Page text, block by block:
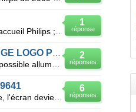
1
réponse
2
réponses
6
réponses
TV acheté le 31/03/07 plus sous garantie. Depuis 1 semaine, l'écran devient noir après 15mn environ,